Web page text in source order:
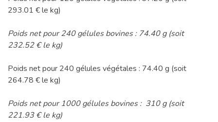
293.01 € le kg)
Poids net pour 240 gélules bovines : 74.40 g (soit
232.52 € le kg)
Poids net pour 240 gélules végétales : 74.40 g (soit
264.78 € le kg)
Poids net pour 1000 gélules bovines : 310 g (soit
221.93 € le kg)